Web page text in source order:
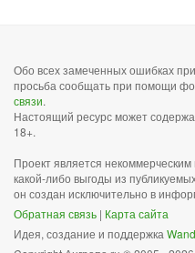
Обо всех замеченных ошибках
просьба сообщать при помощи
связи.
Настоящий ресурс может
18+.
Проект является
какой-либо выгоды из
он создан исключительно в
Обратная связь | Карта сайта
Идея, создание и поддержка